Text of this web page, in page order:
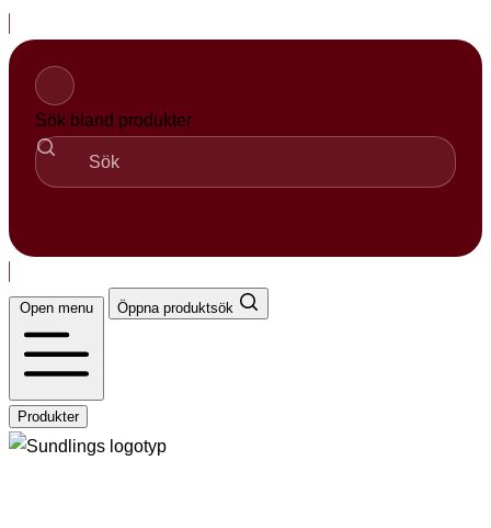
til
innhold
Sök bland produkter
Open menu Öppna produktsök
Produkter